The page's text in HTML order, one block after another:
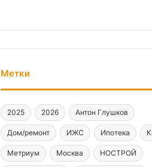
Метки
2025 2026 Антон Глушков
Дом/ремонт ИЖС Ипотека
Метриум Москва НОСТРОЙ